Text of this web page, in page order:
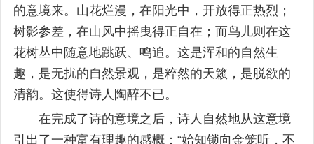
的意境来。山花烂漫，在阳光中，开放得正热烈；
树影参差，在山风中摇曳得正自在；而鸟儿则在这
花树丛中随意地跳跃、鸣追。这是浑和的自然生
趣，是无扰的自然景观，是粹然的天籁，是脱欲的
清韵。这使得诗人陶醉不已。
在完成了诗的意境之后，诗人自然地从这意境
引出了一种富有理趣的感概：“始知锁向金笼听，不